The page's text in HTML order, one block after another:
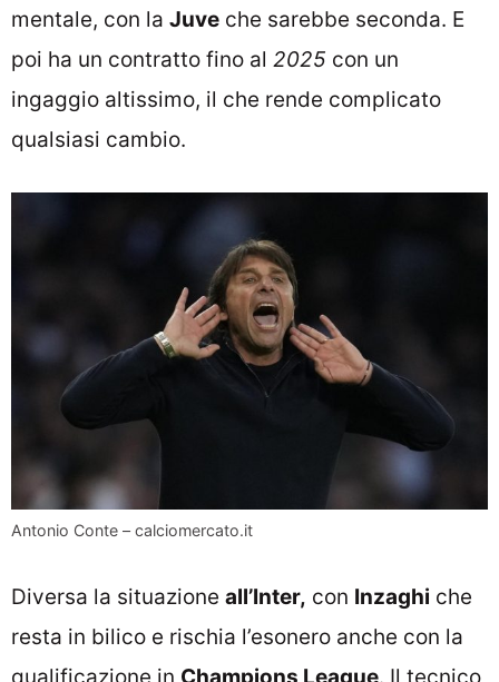
mentale, con la Juve che sarebbe seconda. E
poi ha un contratto fino al 2025 con un
ingaggio altissimo, il che rende complicato
qualsiasi cambio.
Antonio Conte – calciomercato.it
Diversa la situazione all’Inter, con Inzaghi che
resta in bilico e rischia l’esonero anche con la
qualificazione in Champions League. Il tecnico